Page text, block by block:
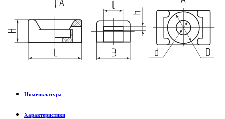
Номенклатура
Характеристики